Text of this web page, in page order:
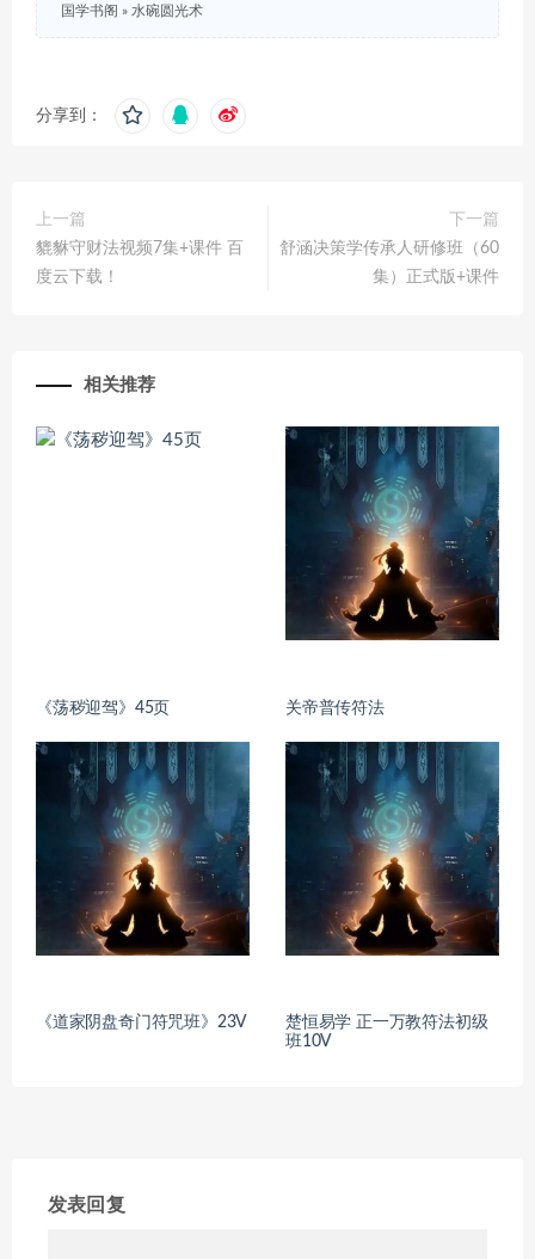
国学书阁 » 水碗圆光术
分享到：
上一篇
貔貅守财法视频7集+课件 百
度云下载！
下一篇
舒涵决策学传承人研修班（60
集）正式版+课件
相关推荐
《荡秽迎驾》45页 关帝普传符法
《道家阴盘奇门符咒班》23V
楚恒易学 正一万教符法初级
班10V
发表回复